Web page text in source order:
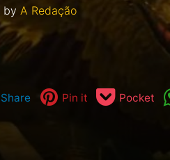
by A Redação
Share Pin it Pocket